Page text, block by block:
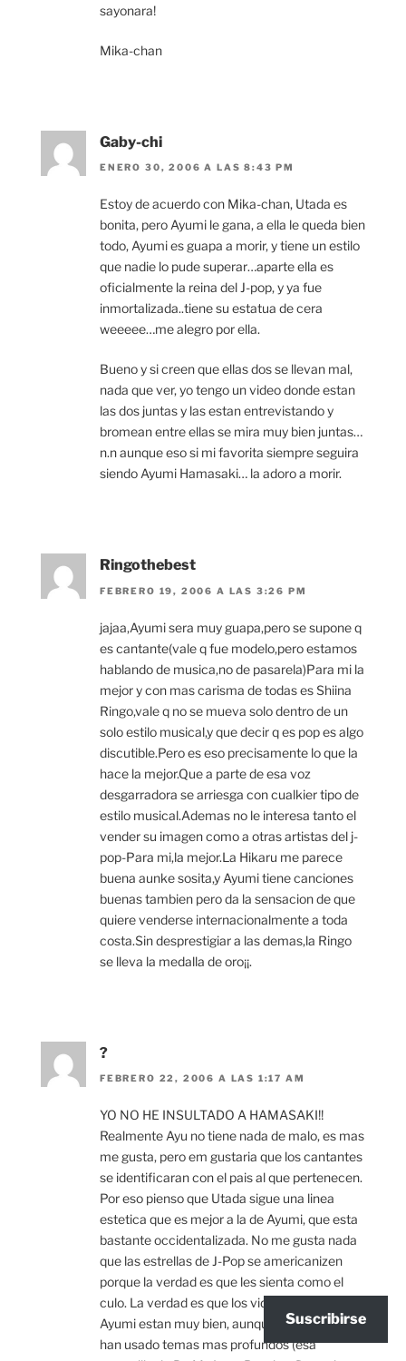
sayonara!
Mika-chan
Gaby-chi
ENERO 30, 2006 A LAS 8:43 PM
Estoy de acuerdo con Mika-chan, Utada es
bonita, pero Ayumi le gana, a ella le queda bien
todo, Ayumi es guapa a morir, y tiene un estilo
que nadie lo pude superar…aparte ella es
oficialmente la reina del J-pop, y ya fue
inmortalizada..tiene su estatua de cera
weeeee…me alegro por ella.
Bueno y si creen que ellas dos se llevan mal,
nada que ver, yo tengo un video donde estan
las dos juntas y las estan entrevistando y
bromean entre ellas se mira muy bien juntas…
n.n aunque eso si mi favorita siempre seguira
siendo Ayumi Hamasaki… la adoro a morir.
Ringothebest
FEBRERO 19, 2006 A LAS 3:26 PM
jajaa,Ayumi sera muy guapa,pero se supone q
es cantante(vale q fue modelo,pero estamos
hablando de musica,no de pasarela)Para mi la
mejor y con mas carisma de todas es Shiina
Ringo,vale q no se mueva solo dentro de un
solo estilo musical,y que decir q es pop es algo
discutible.Pero es eso precisamente lo que la
hace la mejor.Que a parte de esa voz
desgarradora se arriesga con cualkier tipo de
estilo musical.Ademas no le interesa tanto el
vender su imagen como a otras artistas del j-
pop-Para mi,la mejor.La Hikaru me parece
buena aunke sosita,y Ayumi tiene canciones
buenas tambien pero da la sensacion de que
quiere venderse internacionalmente a toda
costa.Sin desprestigiar a las demas,la Ringo
se lleva la medalla de oro¡¡.
?
FEBRERO 22, 2006 A LAS 1:17 AM
YO NO HE INSULTADO A HAMASAKI!!
Realmente Ayu no tiene nada de malo, es mas
me gusta, pero em gustaria que los cantantes
se identificaran con el pais al que pertenecen.
Por eso pienso que Utada sigue una linea
estetica que es mejor a la de Ayumi, que esta
bastante occidentalizada. No me gusta nada
que las estrellas de J-Pop se americanizen
porque la verdad es que les sienta como el
culo. La verdad es que los videos de Utada y
Ayumi estan muy bien, aunque los de Utada
han usado temas mas profundos (esa
Suscribirse